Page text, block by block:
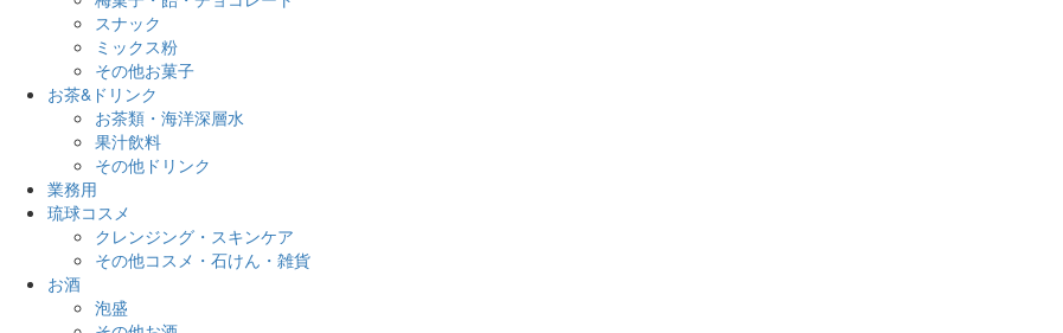
スナック
ミックス粉
その他お菓子
お茶&ドリンク
お茶類・海洋深層水
果汁飲料
その他ドリンク
業務用
琉球コスメ
クレンジング・スキンケア
その他コスメ・石けん・雑貨
お酒
泡盛